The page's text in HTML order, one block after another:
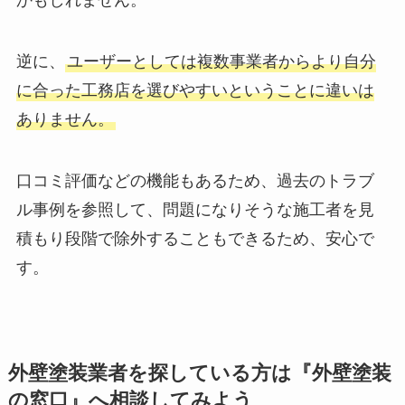
逆に、 ユーザーとしては複数事業者からより自分
に合った工務店を選びやすいということに違いは
ありません。
口コミ評価などの機能もあるため、過去のトラブ
ル事例を参照して、問題になりそうな施工者を見
積もり段階で除外することもできるため、安心で
す。
外壁塗装業者を探している方は『外壁塗装
の窓口』へ相談してみよう